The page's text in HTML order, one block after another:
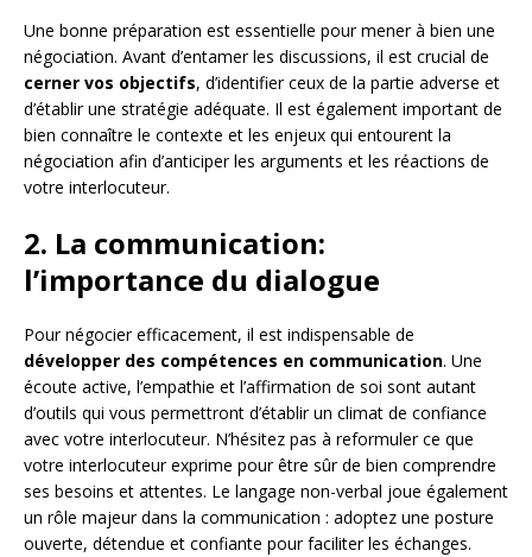
Une bonne préparation est essentielle pour mener à bien une
négociation. Avant d’entamer les discussions, il est crucial de
cerner vos objectifs, d’identifier ceux de la partie adverse et
d’établir une stratégie adéquate. Il est également important de
bien connaître le contexte et les enjeux qui entourent la
négociation afin d’anticiper les arguments et les réactions de
votre interlocuteur.
2. La communication:
l’importance du dialogue
Pour négocier efficacement, il est indispensable de
développer des compétences en communication. Une
écoute active, l’empathie et l’affirmation de soi sont autant
d’outils qui vous permettront d’établir un climat de confiance
avec votre interlocuteur. N’hésitez pas à reformuler ce que
votre interlocuteur exprime pour être sûr de bien comprendre
ses besoins et attentes. Le langage non-verbal joue également
un rôle majeur dans la communication : adoptez une posture
ouverte, détendue et confiante pour faciliter les échanges.